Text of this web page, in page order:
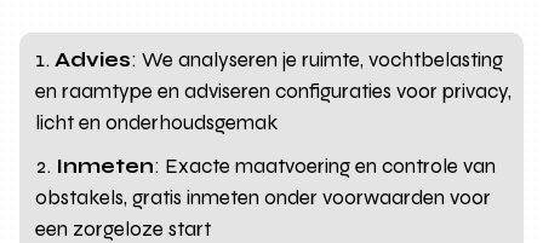
Advies: We analyseren je ruimte, vochtbelasting
en raamtype en adviseren configuraties voor privacy,
licht en onderhoudsgemak
Inmeten: Exacte maatvoering en controle van
obstakels, gratis inmeten onder voorwaarden voor
een zorgeloze start